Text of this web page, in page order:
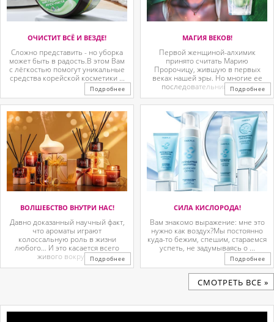
ОЧИСТИТ ВСЁ И ВЕЗДЕ!
Сложно представить - но уборка
может быть в радость.В этом Вам
с лёгкостью помогут уникальные
средства корейской косметики ...
Подробнее
МАГИЯ ВЕКОВ!
Первой женщиной-алхимик
принято считать Марию
Пророчицу, жившую в первых
веках нашей эры. Но многие ее
последовательницы так ...
Подробнее
ВОЛШЕБСТВО ВНУТРИ НАС!
Давно доказанный научный факт,
что ароматы играют
колоссальную роль в жизни
любого… И это касается всего
живого вокруг. ...Подробнее
СИЛА КИСЛОРОДА!
Вам знакомо выражение: мне это
нужно как воздух?Мы постоянно
куда-то бежим, спешим, стараемся
успеть, не задумываясь о ...
Подробнее
CМОТРЕТЬ ВСЕ »